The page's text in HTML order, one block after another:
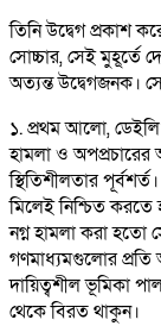
তিনি উদ্বেগ প্রকাশ
সোচ্চার, সেই মুহূর্তে
অত্যন্ত উদ্বেগজনক।
১. প্রথম আলো,
হামলা ও অপপ্রচারের
স্থিতিশীলতার
মিলেই নিশ্চিত
নগ্ন হামলা করা হতো
গণমাধ্যমগুলোর
দায়িত্বশীল ভূমিকা
থেকে বিরত থাকুন।